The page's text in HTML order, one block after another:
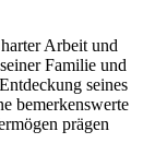
Arbeit und
Familie und
seines
bemerkenswerte
prägen